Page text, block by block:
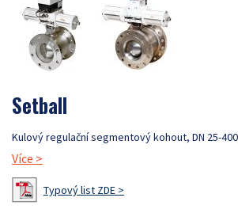
Setball
Kulový regulační segmentový kohout, DN 25-
Více >
Typový list ZDE >